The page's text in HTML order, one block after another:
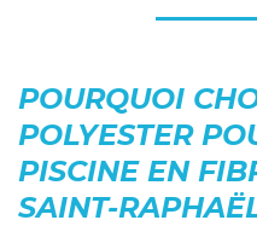
POURQUOI
POLYESTER
PISCINE EN
SAINT-